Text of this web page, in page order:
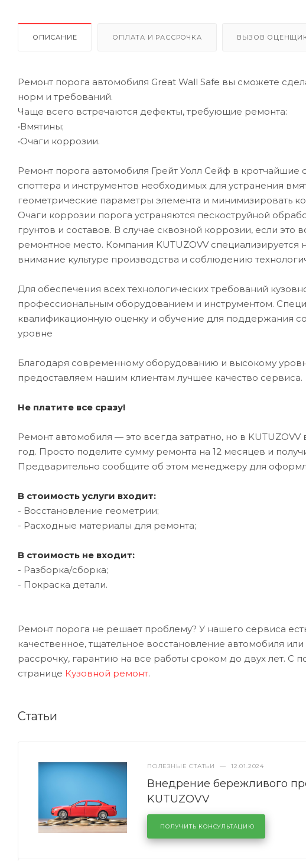
ОПИСАНИЕ ОПЛАТА И РАССРОЧКА ВЫЗОВ
Ремонт порога автомобиля Great Wall Safe вы сможете
норм и требований.
Чаще всего встречаются дефекты, требующие ремонта:
•Вмятины;
•Очаги коррозии.
Ремонт порога автомобиля Грейт Уолл Сейф в
споттера и инструментов необходимых для устранения
геометрические параметры элемента и минимизировать
Очаги коррозии порога устраняются пескоструйной
грунтов и составов. В случае сквозной коррозии, если это
ремонтное место. Компания KUTUZOVV
внимание культуре производства и соблюдению
Для обеспечения всех технологических требований
профессиональным оборудованием и инструментом.
квалификационную оценку и обучение для поддержания
уровне
Благодаря современному оборудованию и высокому
предоставляем нашим клиентам лучшее качество сервиса.
Не платите все сразу!
Ремонт автомобиля — это всегда затратно, но в
год. Просто поделите сумму ремонта на 12 месяцев и
Предварительно сообщите об этом менеджеру для
В стоимость услуги входит:
- Восстановление геометрии;
- Расходные материалы для ремонта;
В стоимость не входит:
- Разборка/сборка;
- Покраска детали.
Ремонт порога не решает проблему? У нашего сервиса
качественное, тщательное восстановление автомобиля
рассрочку, гарантию на все работы сроком до двух лет. С
странице Кузовной ремонт.
Статьи
ПОЛЕЗНЫЕ СТАТЬИ — 12.01.2024
Внедрение бережливого
KUTUZOVV
ПОЛУЧИТЬ КОНСУЛЬТАЦИЮ